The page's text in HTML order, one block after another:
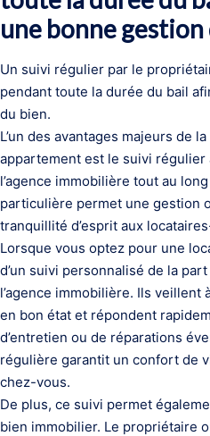
une bonne
Un suivi régulier par le
pendant toute la durée du bail
du bien.
L’un des avantages majeurs de
appartement est le suivi
l’agence immobilière tout au
particulière permet une gestion
tranquillité d’esprit aux
Lorsque vous optez pour une
d’un suivi personnalisé de la
l’agence immobilière. Ils
en bon état et répondent
d’entretien ou de réparations
régulière garantit un confort de
chez-vous.
De plus, ce suivi permet
bien immobilier. Le propriétaire